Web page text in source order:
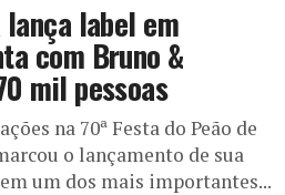
label em
com Bruno &
mil pessoas
na 70ª Festa do Peão de
o lançamento de sua
um dos mais importantes...